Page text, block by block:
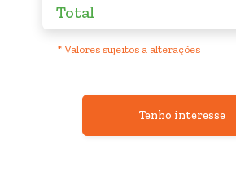
Total
* Valores sujeitos a alterações
Tenho interesse